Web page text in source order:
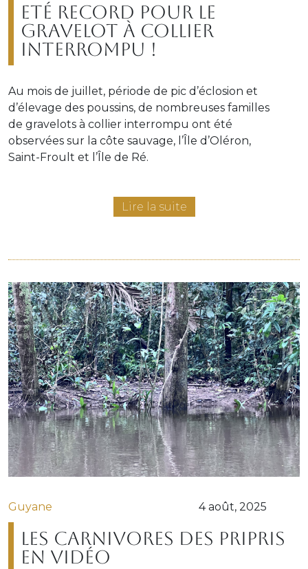
Eté record pour le
gravelot à collier
interrompu !
Au mois de juillet, période de pic d’éclosion et
d’élevage des poussins, de nombreuses familles
de gravelots à collier interrompu ont été
observées sur la côte sauvage, l’Île d’Oléron,
Saint-Froult et l’Île de Ré.
Lire la suite
4 août, 2025
Guyane
Les carnivores des Pripris
en vidéo